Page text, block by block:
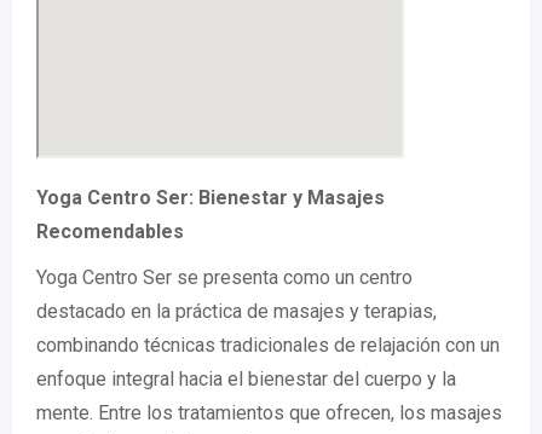
Yoga Centro Ser: Bienestar y Masajes
Recomendables
Yoga Centro Ser se presenta como un centro
destacado en la práctica de masajes y terapias,
combinando técnicas tradicionales de relajación con un
enfoque integral hacia el bienestar del cuerpo y la
mente. Entre los tratamientos que ofrecen, los masajes